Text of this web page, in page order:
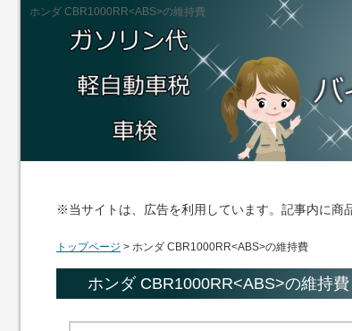
ホンダ CBR1000RR<ABS>の維持費
※当サイトは、広告を利用しています。記事内に商
トップページ > ホンダ CBR1000RR<ABS>の維持費
ホンダ CBR1000RR<ABS>の維持費